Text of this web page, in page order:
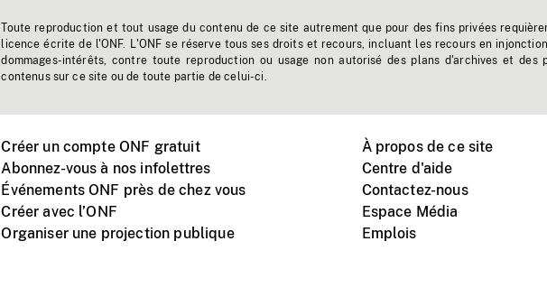
Toute reproduction et tout usage du contenu de ce site autrement que pour des fins privées
licence écrite de l'ONF. L'ONF se réserve tous ses droits et recours, incluant les recours en
dommages-intérêts, contre toute reproduction ou usage non autorisé des plans d'archives et des
contenus sur ce site ou de toute partie de celui-ci.
Créer un compte ONF gratuit
Abonnez-vous à nos infolettres
Événements ONF près de chez vous
Créer avec l’ONF
Organiser une projection publique
À propos de ce site
Centre d'aide
Contactez-nous
Espace Média
Emplois